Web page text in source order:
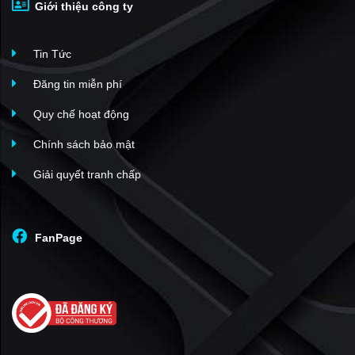
TD Plaza Hải Phòng
Hoàng Huy New City
Him Lam Hùng Vương
The Legend Residence
Quang Minh Green City
Sapphire Gem Hải Phòng
Hoàng Huy Riverside
Golden Crown Hai Phong
VSIP Hải Phòng
Belhomes Hải Phòng
(1)
Him Lam Central Park An Hồng
Giới thiệu công ty
Tin Tức
Đăng tin miễn phí
Quy chế hoạt động
Chính sách bảo mật
Giải quyết tranh chấp
FanPage